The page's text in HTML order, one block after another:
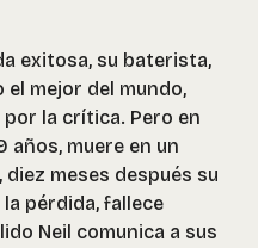
exitosa, su baterista,
el mejor del mundo,
la crítica. Pero en
años, muere en un
meses después su
pérdida, fallece
Neil comunica a sus